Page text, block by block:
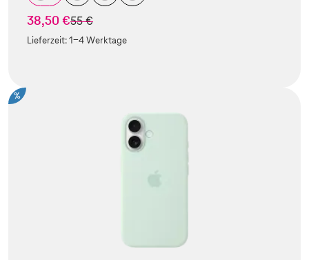
38,50 €statt
55 €
Lieferzeit:1-4 Werktage
%